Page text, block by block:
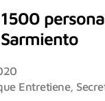
Entretiene,